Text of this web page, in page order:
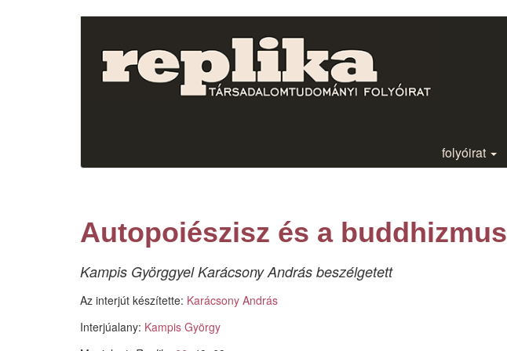
folyóirat
Autopoiészisz és a buddhizmus
Kampis Györggyel Karácsony András beszélgetett
Az interjút készítette: Karácsony András
Interjúalany: Kampis György